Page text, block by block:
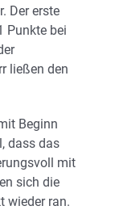
Der erste
Punkte bei
ließen den
Beginn
dass das
mit
sich die
wieder ran.